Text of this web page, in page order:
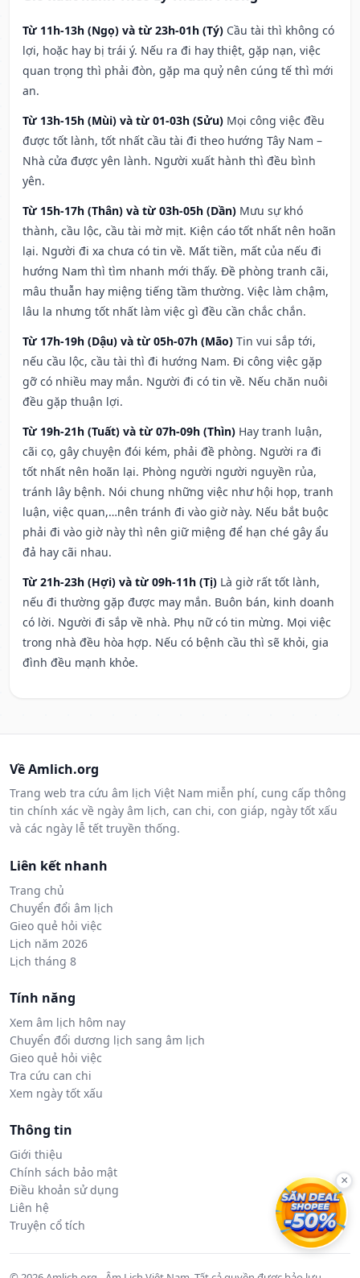
Từ 11h-13h (Ngọ) và từ 23h-01h (Tý) Cầu tài thì không có
lợi, hoặc hay bị trái ý. Nếu ra đi hay thiệt, gặp nạn, việc
quan trọng thì phải đòn, gặp ma quỷ nên cúng tế thì mới
an.
Từ 13h-15h (Mùi) và từ 01-03h (Sửu) Mọi công việc đều
được tốt lành, tốt nhất cầu tài đi theo hướng Tây Nam –
Nhà cửa được yên lành. Người xuất hành thì đều bình
yên.
Từ 15h-17h (Thân) và từ 03h-05h (Dần) Mưu sự khó
thành, cầu lộc, cầu tài mờ mịt. Kiện cáo tốt nhất nên hoãn
lại. Người đi xa chưa có tin về. Mất tiền, mất của nếu đi
hướng Nam thì tìm nhanh mới thấy. Đề phòng tranh cãi,
mâu thuẫn hay miệng tiếng tầm thường. Việc làm chậm,
lâu la nhưng tốt nhất làm việc gì đều cần chắc chắn.
Từ 17h-19h (Dậu) và từ 05h-07h (Mão) Tin vui sắp tới,
nếu cầu lộc, cầu tài thì đi hướng Nam. Đi công việc gặp
gỡ có nhiều may mắn. Người đi có tin về. Nếu chăn nuôi
đều gặp thuận lợi.
Từ 19h-21h (Tuất) và từ 07h-09h (Thìn) Hay tranh luận,
cãi cọ, gây chuyện đói kém, phải đề phòng. Người ra đi
tốt nhất nên hoãn lại. Phòng người người nguyền rủa,
tránh lây bệnh. Nói chung những việc như hội họp, tranh
luận, việc quan,…nên tránh đi vào giờ này. Nếu bắt buộc
phải đi vào giờ này thì nên giữ miệng để hạn ché gây ẩu
đả hay cãi nhau.
Từ 21h-23h (Hợi) và từ 09h-11h (Tị) Là giờ rất tốt lành,
nếu đi thường gặp được may mắn. Buôn bán, kinh doanh
có lời. Người đi sắp về nhà. Phụ nữ có tin mừng. Mọi việc
trong nhà đều hòa hợp. Nếu có bệnh cầu thì sẽ khỏi, gia
đình đều mạnh khỏe.
Về Amlich.org
Trang web tra cứu âm lịch Việt Nam miễn phí, cung cấp thông
tin chính xác về ngày âm lịch, can chi, con giáp, ngày tốt xấu
và các ngày lễ tết truyền thống.
Liên kết nhanh
Trang chủ
Chuyển đổi âm lịch
Gieo quẻ hỏi việc
Lịch năm 2026
Lịch tháng 8
Tính năng
Xem âm lịch hôm nay
Chuyển đổi dương lịch sang âm lịch
Gieo quẻ hỏi việc
Tra cứu can chi
Xem ngày tốt xấu
Thông tin
Giới thiệu
Chính sách bảo mật
Điều khoản sử dụng
Liên hệ
Truyện cổ tích
×